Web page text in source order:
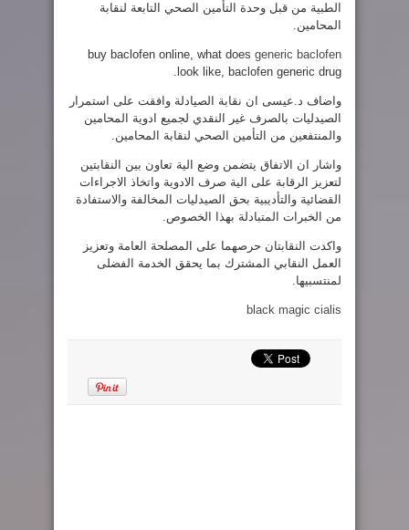
الطبية من قبل وحدة التأمين الصحي التابعة لنقابة
المحامين.
buy baclofen online, what does generic baclofen
look like, baclofen generic drug.
واضاف د.عيسى ان نقابة الصيادلة وافقت على استمرار
الصيدليات بالصرف غير النقدي لجميع ادوية المحامين
والمنتفعين من التأمين الصحي لنقابة المحامين.
واشار ان الاتفاق يتضمن وضع الية تعاون بين النقابتين
لتعزيز الرقابة على الية صرف الادوية واتخاذ الاجراءات
القضائية والتأديبية بحق الصيدليات المخالفة والاستفادة
من الخبرات المتبادلة بهذا الخصوص.
واكدت النقابتان حرصهما على المصلحة العامة وتعزيز
العمل النقابي المشترك بما يحقق الخدمة الفضلى
لمنتسبيها.
black magic cialis